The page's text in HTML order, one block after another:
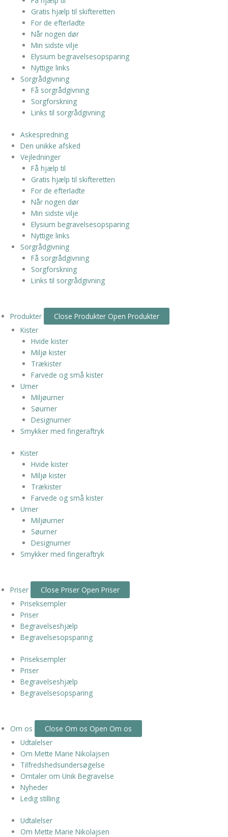
Gratis hjælp til skifteretten
For de efterladte
Når nogen dør
Min sidste vilje
Elysium begravelsesopsparing
Nyttige links
Sorgrådgivning
Få sorgrådgivning
Sorgforskning
Links til sorgrådgivning
Askespredning
Den unikke afsked
Vejledninger
Få hjælp til
Gratis hjælp til skifteretten
For de efterladte
Når nogen dør
Min sidste vilje
Elysium begravelsesopsparing
Nyttige links
Sorgrådgivning
Få sorgrådgivning
Sorgforskning
Links til sorgrådgivning
Produkter Close Produkter Open Produkter
Kister
Hvide kister
Miljø kister
Trækister
Farvede og små kister
Urner
Miljøurner
Søurner
Designurner
Smykker med fingeraftryk
Kister
Hvide kister
Miljø kister
Trækister
Farvede og små kister
Urner
Miljøurner
Søurner
Designurner
Smykker med fingeraftryk
Priser Close Priser Open Priser
Priseksempler
Priser
Begravelseshjælp
Begravelsesopsparing
Priseksempler
Priser
Begravelseshjælp
Begravelsesopsparing
Om os Close Om os Open Om os
Udtalelser
Om Mette Marie Nikolajsen
Tilfredshedsundersøgelse
Omtaler om Unik Begravelse
Nyheder
Ledig stilling
Udtalelser
Om Mette Marie Nikolajsen